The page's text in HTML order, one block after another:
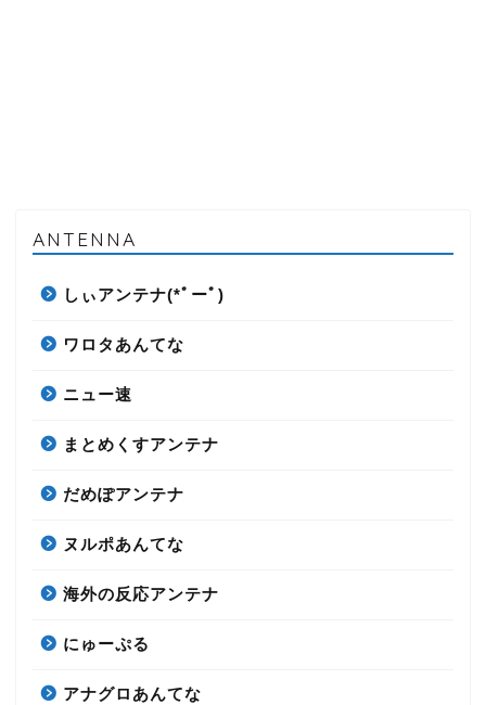
ANTENNA
しぃアンテナ(*ﾟーﾟ)
ワロタあんてな
ニュー速
まとめくすアンテナ
だめぽアンテナ
ヌルポあんてな
海外の反応アンテナ
にゅーぷる
アナグロあんてな